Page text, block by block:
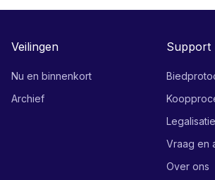
Veilingen
Nu en binnenkort
Archief
Support
Legalisatie
Vraag en
Over ons